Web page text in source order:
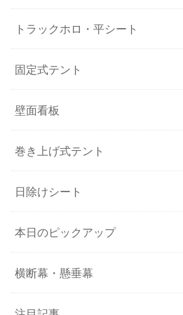
トラックホロ・平シート
固定式テント
壁面看板
巻き上げ式テント
日除けシート
本日のピックアップ
横断幕・懸垂幕